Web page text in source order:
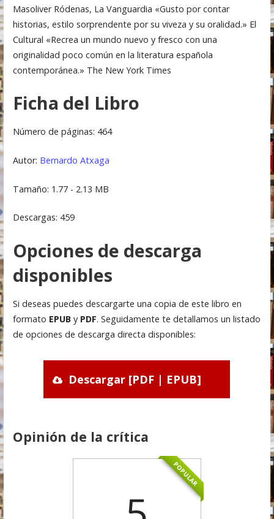
Masoliver Ródenas, La Vanguardia «Gusto por contar
historias, estilo sorprendente por su viveza y su oralidad.» El
Cultural «Recrea un mundo nuevo y fresco con una
originalidad poco común en la literatura española
contemporánea.» The New York Times
Ficha del Libro
Número de páginas: 464
Autor: Bernardo Atxaga
Tamaño: 1.77 - 2.13 MB
Descargas: 459
Opciones de descarga
disponibles
Si deseas puedes descargarte una copia de este libro en
formato EPUBy PDF. Seguidamente te detallamos un listado
de opciones de descarga directa disponibles:
Descargar [PDF | EPUB]
Opinión de la crítica
POPULAR